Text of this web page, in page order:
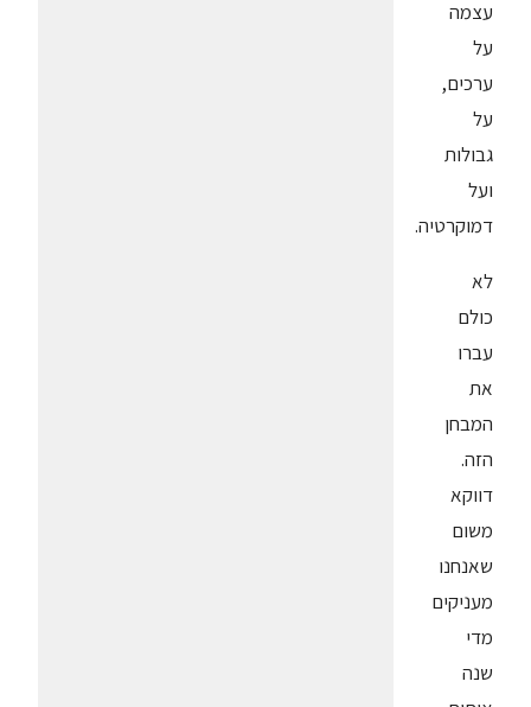
עצמה
על
ערכים,
על
גבולות
ועל
דמוקרטיה.
לא
כולם
עברו
את
המבחן
הזה.
דווקא
משום
שאנחנו
מעניקים
מדי
שנה